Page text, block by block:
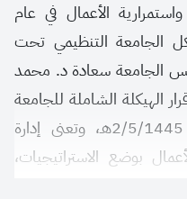
الأعمال في عام
الجامعة التنظيمي تحت
الجامعة سعادة د. محمد
الشاملة للجامعة
(12449) والذي أصدر بتاريخ 2/5/1445هـ، وتعنى إدارة
بوضع الاستراتيجيات،
المعايير، الإرشادات